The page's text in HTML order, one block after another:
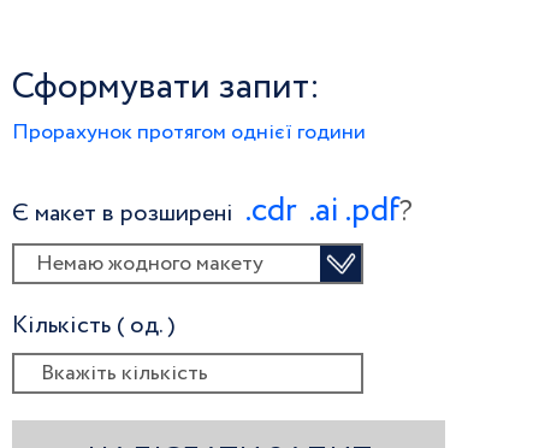
Сформувати запит:
Прорахунок протягом однієї години
Є макет в розширені .сdr .ai .pdf?
Немаю жодного макету
Кількість ( од. )